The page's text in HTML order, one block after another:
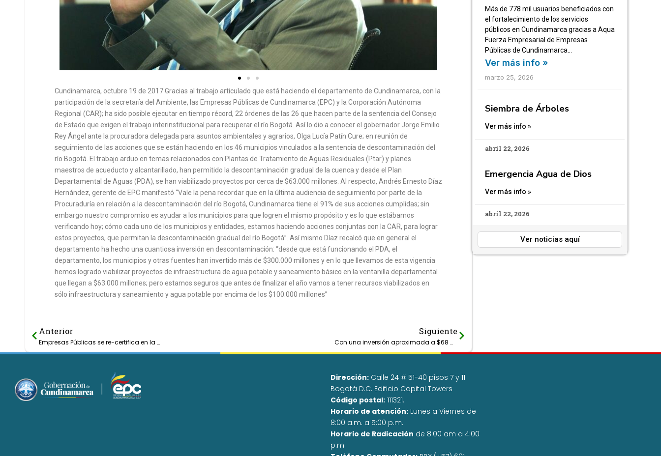
Cundinamarca, octubre 19 de 2017 Gracias al trabajo articulado que está haciendo el departamento de Cundinamarca, con la
participación de la secretaría del Ambiente, las Empresas Públicas de Cundinamarca (EPC) y la Corporación Autónoma
Regional (CAR); ha sido posible ejecutar en tiempo récord, 22 órdenes de las 26 que hacen parte de la sentencia del Consejo
de Estado que exigen el trabajo interinstitucional para recuperar el río Bogotá. Así lo dio a conocer el gobernador Jorge Emilio
Rey Ángel ante la procuradora delegada para asuntos ambientales y agrarios, Olga Lucía Patín Cure; en reunión de
seguimiento de las acciones que se están haciendo en los 46 municipios vinculados a la sentencia de descontaminación del
río Bogotá. El trabajo arduo en temas relacionados con Plantas de Tratamiento de Aguas Residuales (Ptar) y planes
maestros de acueducto y alcantarillado, han permitido la descontaminación gradual de la cuenca y desde el Plan
Departamental de Aguas (PDA), se han viabilizado proyectos por cerca de $63.000 millones. Al respecto, Andrés Ernesto Díaz
Hernández, gerente de EPC manifestó “Vale la pena recordar que en la última audiencia de seguimiento por parte de la
Procuraduría en relación a la descontaminación del río Bogotá, Cundinamarca tiene el 91% de sus acciones cumplidas; sin
embargo nuestro compromiso es ayudar a los municipios para que logren el mismo propósito y es lo que estábamos
verificando hoy; cómo cada uno de los municipios y entidades, estamos haciendo acciones conjuntas con la CAR, para lograr
estos proyectos, que permitan la descontaminación gradual del río Bogotá”. Así mismo Díaz recalcó que en general el
departamento ha hecho una cuantiosa inversión en descontaminación: “desde que está funcionando el PDA, el
departamento, los municipios y otras fuentes han invertido más de $300.000 millones y en lo que llevamos de esta vigencia
hemos logrado viabilizar proyectos de infraestructura de agua potable y saneamiento básico en la ventanilla departamental
que llegan a $63.000 millones; pero estamos seguros que antes de finalizar el año vamos a tener recursos viabilizados en
sólo infraestructura y saneamiento y agua potable por encima de los $100.000 millones”
Prev
Anterior
Empresas Públicas se re-certifica en la Norma ISO 9001:2008 NTCG 1000:2009
Siguiente
Con una inversión aproximada a $68 mil millones, se dio concepto favorable a 56 proyectos, en beneficio de 2.280 cundinamarqueses.
Next
Más de 778 mil usuarios beneficiados con
el fortalecimiento de los servicios
públicos en Cundinamarca gracias a Aqua
Fuerza Empresarial de Empresas
Públicas de Cundinamarca…
Ver más info »
marzo 25, 2026
Siembra de Árboles
Ver más info »
abril 22, 2026
Emergencia Agua de Dios
Ver más info »
abril 22, 2026
Ver noticias aquí
Dirección: Calle 24 # 51-40 pisos 7 y 11.
Bogotá D.C. Edificio Capital Towers
Código postal: 111321.
Horario de atención: Lunes a Viernes de
8:00 a.m. a 5:00 p.m.
Horario de Radicación de 8:00 am a 4:00
p.m.